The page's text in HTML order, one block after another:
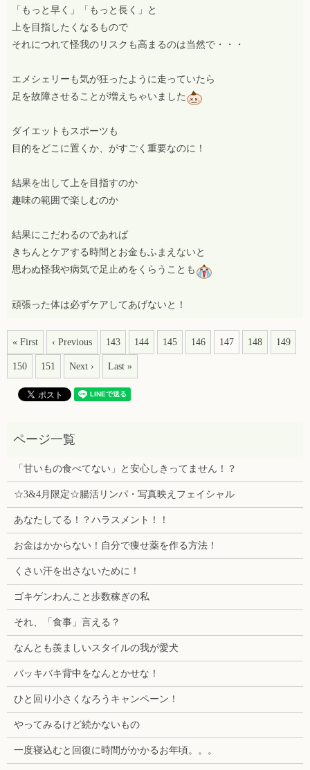
「もっと早く」「もっと長く」と
上を目指したくなるもので
それにつれて怪我のリスクも高まるのは当然で・・・
エメシェリーも気が狂ったように走っていたら
足を故障させることが増えちゃいました
ダイエットもスポーツも
目的をどこに置くか、がすごく重要なのに！
結果を出して上を目指すのか
趣味の範囲で楽しむのか
結果にこだわるのであれば
きちんとケアする時間とお金もふまえないと
思わぬ怪我や病気で足止めをくらうことも
頑張った体は必ずケアしてあげないと！
« First ‹ Previous 143 144 145 146 147 148 149
150 151 Next › Last »
「甘いもの食べてない」と安心しきってません！？
☆3&4月限定☆腸活リンパ・写真映えフェイシャル
あなたしてる！？ハラスメント！！
お金はかからない！自分で痩せ薬を作る方法！
くさい汗を出さないために！
ゴキゲンわんこと歩数稼ぎの私
それ、「食事」言える？
なんとも羨ましいスタイルの我が愛犬
バッキバキ背中をなんとかせな！
ひと回り小さくなろうキャンペーン！
やってみるけど続かないもの
一度寝込むと回復に時間がかかるお年頃。。。